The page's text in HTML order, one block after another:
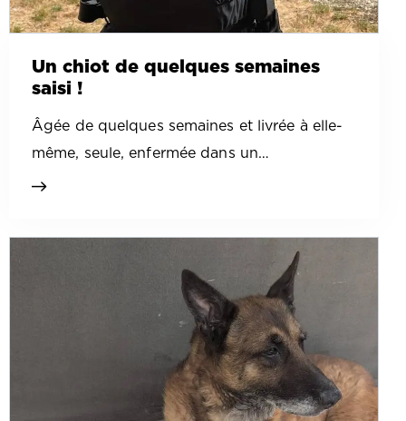
Un chiot de quelques semaines
saisi !
Âgée de quelques semaines et livrée à elle-
même, seule, enfermée dans un…